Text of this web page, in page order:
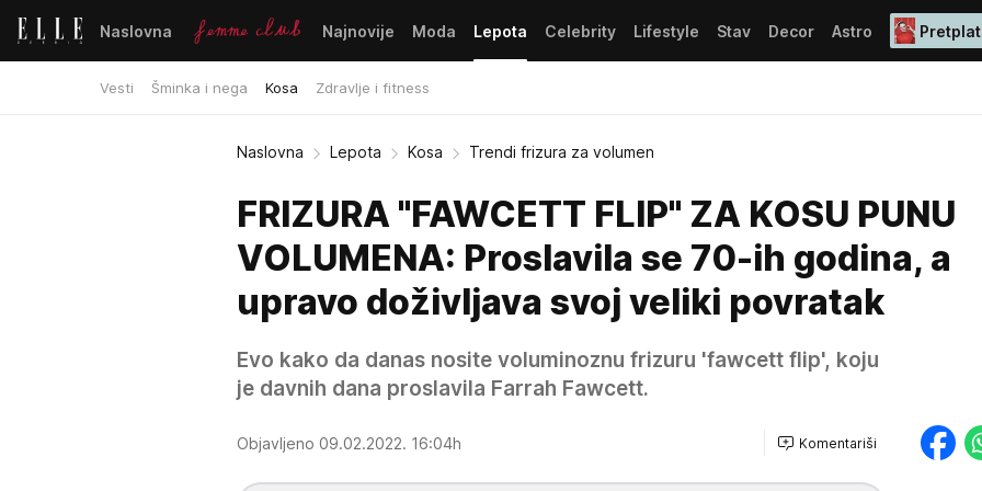
Naslovna Najnovije Moda Lepota
Vesti Šminka i nega Kosa Zdravlje i fitness
Celebrity Lifestyle Stav Decor Astro
Naslovna Lepota Kosa Trendi frizura za volumen
FRIZURA "FAWCETT FLIP" ZA KOSU PUNU
VOLUMENA: Proslavila se 70-ih godina, a
upravo doživljava svoj veliki povratak
Evo kako da danas nosite voluminoznu frizuru 'fawcett flip', koju
je davnih dana proslavila Farrah Fawcett.
Objavljeno 09.02.2022. 16:04h Komentariši